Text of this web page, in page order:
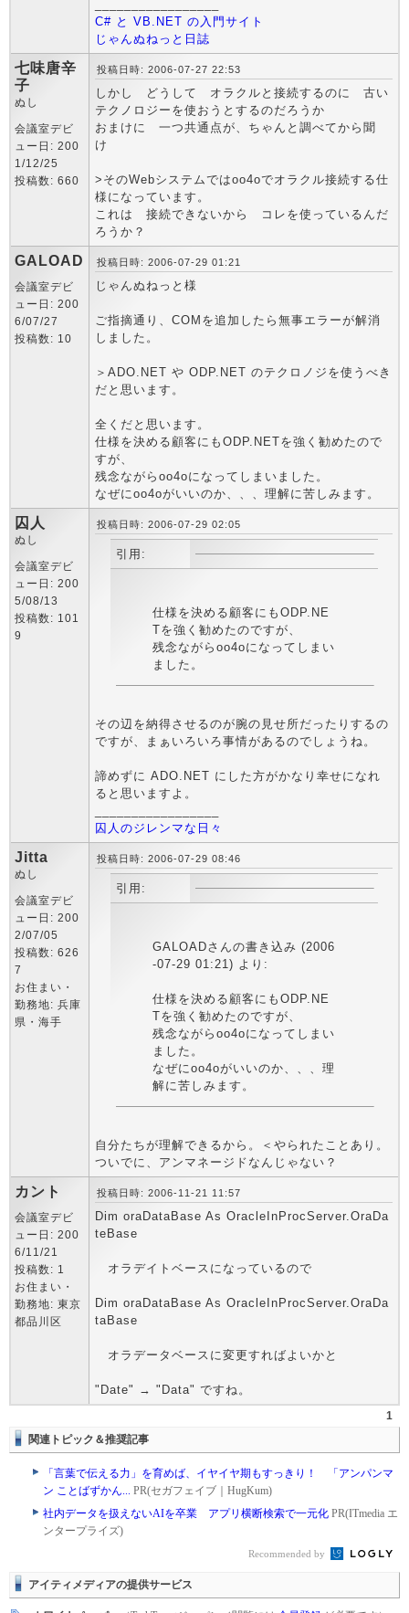
C# と VB.NET の入門サイト
じゃんぬねっと日誌
七味唐辛
子
ぬし
会議室デビ
ュー日: 200
1/12/25
投稿数: 660
投稿日時: 2006-07-27 22:53
しかし どうして オラクルと接続するのに 古い
テクノロジーを使おうとするのだろうか
おまけに 一つ共通点が、ちゃんと調べてから聞
け
>そのWebシステムではoo4oでオラクル接続する仕
様になっています。
これは 接続できないから コレを使っているんだ
ろうか？
GALOAD
会議室デビ
ュー日: 200
6/07/27
投稿数: 10
投稿日時: 2006-07-29 01:21
じゃんぬねっと様
ご指摘通り、COMを追加したら無事エラーが解消
しました。
＞ADO.NET や ODP.NET のテクロノジを使うべき
だと思います。
全くだと思います。
仕様を決める顧客にもODP.NETを強く勧めたので
すが、
残念ながらoo4oになってしまいました。
なぜにoo4oがいいのか、、、理解に苦しみます。
囚人
ぬし
会議室デビ
ュー日: 200
5/08/13
投稿数: 101
9
投稿日時: 2006-07-29 02:05
引用:
仕様を決める顧客にもODP.NE
Tを強く勧めたのですが、
残念ながらoo4oになってしまい
ました。
その辺を納得させるのが腕の見せ所だったりするの
ですが、まぁいろいろ事情があるのでしょうね。
諦めずに ADO.NET にした方がかなり幸せになれ
ると思いますよ。
囚人のジレンマな日々
Jitta
ぬし
会議室デビ
ュー日: 200
2/07/05
投稿数: 626
7
お住まい・
勤務地: 兵庫
県・海手
投稿日時: 2006-07-29 08:46
引用:
GALOADさんの書き込み (2006
-07-29 01:21) より:
仕様を決める顧客にもODP.NE
Tを強く勧めたのですが、
残念ながらoo4oになってしまい
ました。
なぜにoo4oがいいのか、、、理
解に苦しみます。
自分たちが理解できるから。＜やられたことあり。
ついでに、アンマネージドなんじゃない？
カント
会議室デビ
ュー日: 200
6/11/21
投稿数: 1
お住まい・
勤務地: 東京
都品川区
投稿日時: 2006-11-21 11:57
Dim oraDataBase As OracleInProcServer.OraDa
teBase
オラデイトベースになっているので
Dim oraDataBase As OracleInProcServer.OraDa
taBase
オラデータベースに変更すればよいかと
"Date" → "Data" ですね。
1
関連トピック＆推奨記事
「言葉で伝える力」を育めば、イヤイヤ期もすっきり！ 「アンパンマ
ン ことばずかん... PR(セガフェイブ｜HugKum)
社内データを扱えないAIを卒業 アプリ横断検索で一元化 PR(ITmedia エ
ンタープライズ)
Recommended by
アイティメディアの提供サービス